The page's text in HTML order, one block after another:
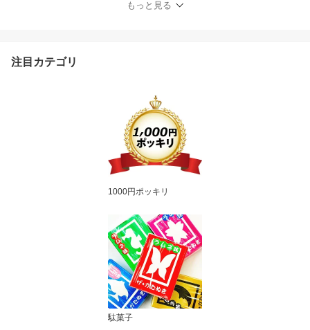
用 小分け 小袋 お菓子 お
もっと見る
注目カテゴリ
1000円ポッキリ
駄菓子